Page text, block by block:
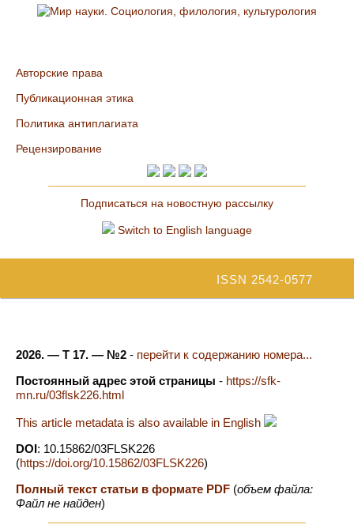
Авторские права
Публикационная этика
Политика антиплагиата
Рецензирование
Подписаться на новостную рассылку
Switch to English language
ISSN 2542-0577
2026. — Т 17. — №2 - перейти к содержанию номера...
Постоянный адрес этой страницы - https://sfk-
mn.ru/03flsk226.html
This article metadata is also available in English
DOI: 10.15862/03FLSK226
(https://doi.org/10.15862/03FLSK226)
Полный текст статьи в формате PDF (объем файла:
Файл не найден)